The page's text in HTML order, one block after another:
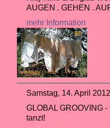
AUGEN . GEHEN .
mehr Information
Samstag, 14. April
GLOBAL GROOVING
tanzt!